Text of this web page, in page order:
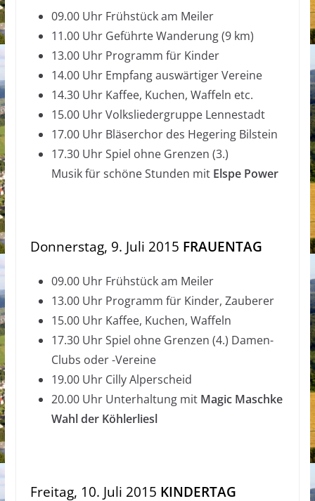
09.00 Uhr Frühstück am Meiler
11.00 Uhr Geführte Wanderung (9 km)
13.00 Uhr Programm für Kinder
14.00 Uhr Empfang auswärtiger Vereine
14.30 Uhr Kaffee, Kuchen, Waffeln etc.
15.00 Uhr Volksliedergruppe Lennestadt
17.00 Uhr Bläserchor des Hegering Bilstein
17.30 Uhr Spiel ohne Grenzen (3.)
Musik für schöne Stunden mit Elspe Power
Donnerstag, 9. Juli 2015 FRAUENTAG
09.00 Uhr Frühstück am Meiler
13.00 Uhr Programm für Kinder, Zauberer
15.00 Uhr Kaffee, Kuchen, Waffeln
17.30 Uhr Spiel ohne Grenzen (4.) Damen-
Clubs oder -Vereine
19.00 Uhr Cilly Alperscheid
20.00 Uhr Unterhaltung mit Magic Maschke
Wahl der Köhlerliesl
Freitag, 10. Juli 2015 KINDERTAG